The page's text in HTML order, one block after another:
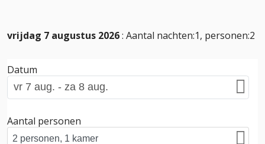
vrijdag 7 augustus 2026: Aantal nachten:1, personen:2
Datum
Aantal personen